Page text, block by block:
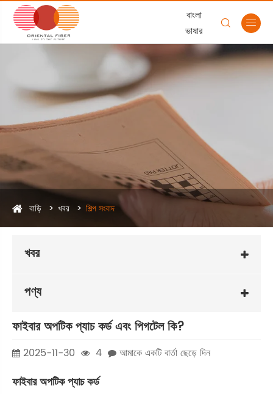
বাংলা
ভাষার
 
বাড়ি খবর শিল্প সংবাদ
খবর
পণ্য
ফাইবার অপটিক প্যাচ কর্ড এবং পিগটেল কি?
2025-11-30 4 আমাকে একটি বার্তা ছেড়ে দিন
ফাইবার অপটিক প্যাচ কর্ড